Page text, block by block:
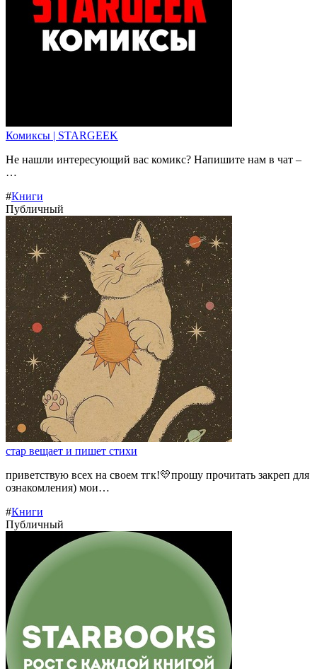
Комиксы | STARGEEK
Не нашли интересующий вас комикс? Напишите нам в чат –
…
#Книги
Публичный
стар вещает и пишет стихи
приветствую всех на своем тгк!💛прошу прочитать закреп для
ознакомления) мои…
#Книги
Публичный